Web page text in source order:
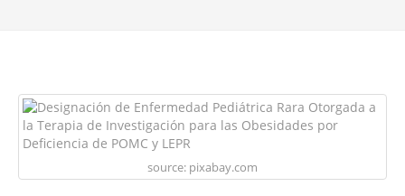
source: pixabay.com